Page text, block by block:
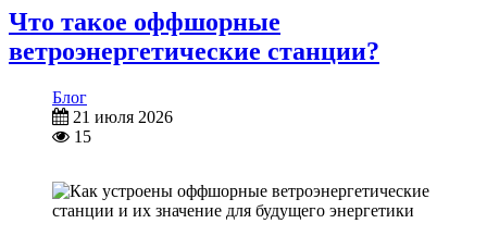
Что такое оффшорные
ветроэнергетические станции?
Блог
21 июля 2026
15